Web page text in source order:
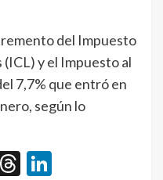
del Impuesto
y el Impuesto al
7,7% que entró en
según lo
Threads